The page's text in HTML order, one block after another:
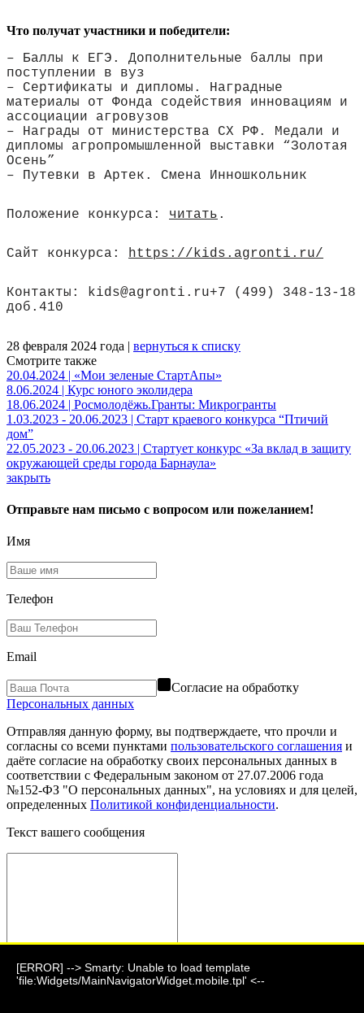
[ERROR] --> Smarty: Unable to load template
'file:Widgets/MainNavigatorWidget.mobile.tpl' <--
Что получат участники и победители:
– Баллы к ЕГЭ. Дополнительные баллы при
поступлении в вуз
– Сертификаты и дипломы. Наградные
материалы от Фонда содействия инновациям и
ассоциации агровузов
– Награды от министерства СХ РФ. Медали и
дипломы агропромышленной выставки “Золотая
Осень”
– Путевки в Артек. Смена Инношкольник
Положение конкурса: читать .
Сайт конкурса: https://kids.agronti.ru/
Контакты: kids@agronti.ru​+7 (499) 348-13-18
доб.410
28 февраля 2024 года | вернуться к списку
Смотрите также
20.04.2024 | «Мои зеленые СтартАпы»
8.06.2024 | Курс юного эколидера
18.06.2024 | Росмолодёжь.Гранты: Микрогранты
1.03.2023 - 20.06.2023 | Старт краевого конкурса “Птичий
дом”
22.05.2023 - 20.06.2023 | Стартует конкурс «За вклад в защиту
окружающей среды города Барнаула»
закрыть
Отправьте нам письмо с вопросом или пожеланием!
Имя
Телефон
Email
Согласие на обработку
Персональных данных
Отправляя данную форму, вы подтверждаете, что прочли и
согласны со всеми пунктами пользовательского соглашения и
даёте согласие на обработку своих персональных данных в
соответствии с Федеральным законом от 27.07.2006 года
№152-ФЗ "О персональных данных", на условиях и для целей,
определенных Политикой конфиденциальности.
Текст вашего сообщения
Отправить сообщение